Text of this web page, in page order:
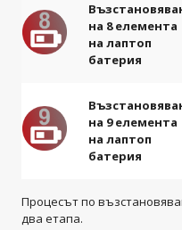
на 8 елемента
на лаптоп
батерия
на 9 елемента
на лаптоп
батерия
Процесът по
два етапа.